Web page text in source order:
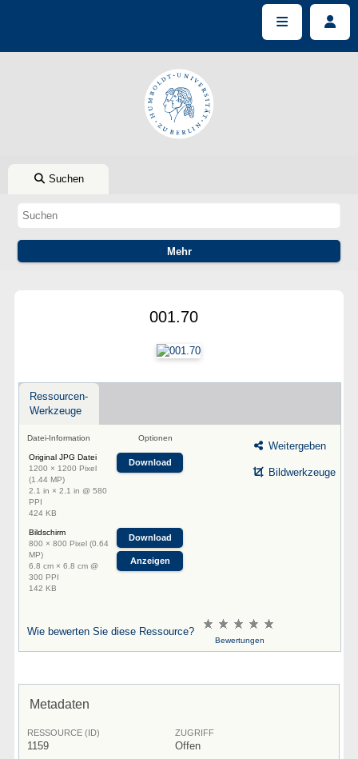
Suchen
001.70
Ressourcen-
Werkzeuge
Datei-Information Optionen
Original JPG Datei
1200 × 1200 Pixel
(1.44 MP)
2.1 in × 2.1 in @ 580
PPI
424 KB
Download
Bildschirm
800 × 800 Pixel (0.64
MP)
6.8 cm × 6.8 cm @
300 PPI
142 KB
Download
Anzeigen
Weitergeben
Bildwerkzeuge
Wie bewerten Sie diese Ressource?
Bewertungen
Metadaten
RESSOURCE (ID)
1159
ZUGRIFF
Offen